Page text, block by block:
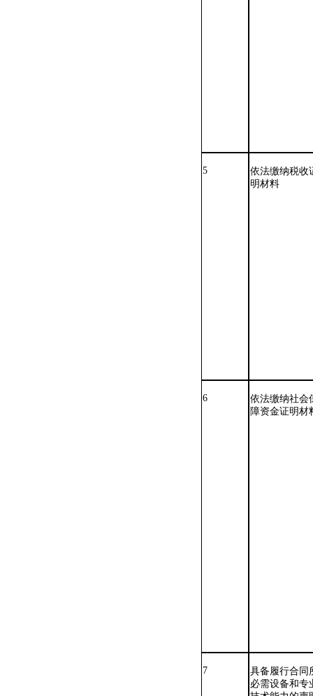
5
依法缴纳税收
明材料
6
依法缴纳社会
障资金证明材
7
具备履行合同
必需设备和专